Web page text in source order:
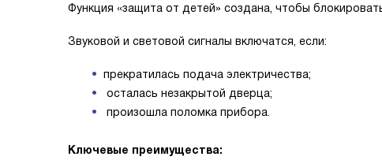
Функция «защита от детей» создана, чтобы
Звуковой и световой сигналы включатся, если:
прекратилась подача электричества;
осталась незакрытой дверца;
произошла поломка прибора.
Ключевые преимущества: